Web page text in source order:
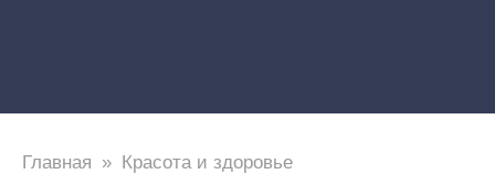
Главная » Красота и здоровье